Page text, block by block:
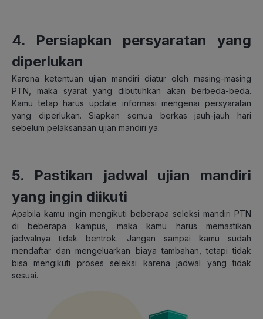
4. Persiapkan persyaratan yang
diperlukan
Karena ketentuan ujian mandiri diatur oleh masing-masing
PTN, maka syarat yang dibutuhkan akan berbeda-beda.
Kamu tetap harus update informasi mengenai persyaratan
yang diperlukan. Siapkan semua berkas jauh-jauh hari
sebelum pelaksanaan ujian mandiri ya.
5. Pastikan jadwal ujian mandiri
yang ingin diikuti
Apabila kamu ingin mengikuti beberapa seleksi mandiri PTN
di beberapa kampus, maka kamu harus memastikan
jadwalnya tidak bentrok. Jangan sampai kamu sudah
mendaftar dan mengeluarkan biaya tambahan, tetapi tidak
bisa mengikuti proses seleksi karena jadwal yang tidak
sesuai.